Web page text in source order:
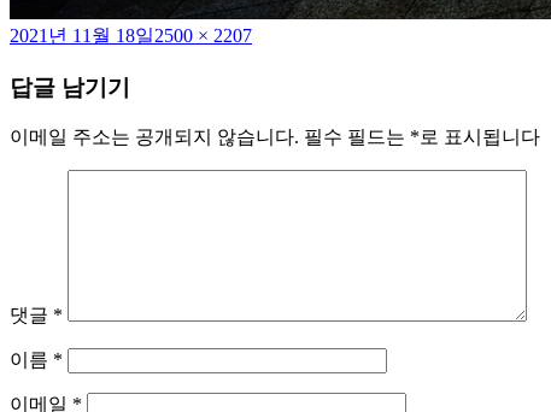
작
일
2021년 11월 18일전
2500 × 2207
답글 남기기
이메일 주소는 공개되지 않습니다. 필수 필드는 *로 표시됩니다
댓글 *
이름 *
이메일 *